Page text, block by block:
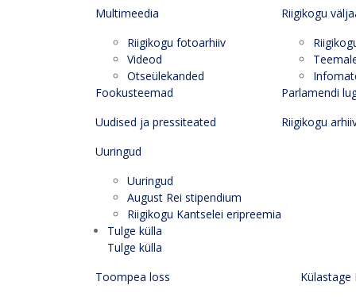
Multimeedia
Riigikogu fotoarhiiv
Videod
Otseülekanded
Fookusteemad
Uudised ja pressiteated
Uuringud
Uuringud
August Rei stipendium
Riigikogu Kantselei eripreemia
Riigikogu
Parlamendi
Riigikogu
Tulge külla
Tulge külla
Toompea loss
Külastage